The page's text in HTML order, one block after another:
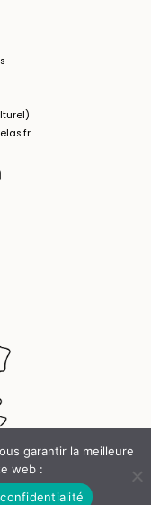
garantir la meilleure
web :